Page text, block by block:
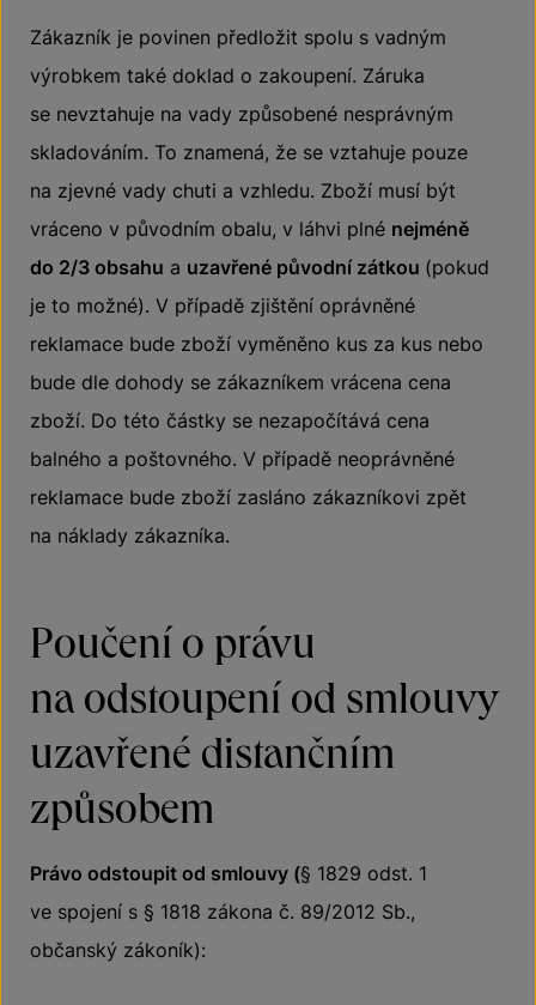
Zákazník je povinen předložit spolu s vadným
výrobkem také doklad o zakoupení. Záruka
se nevztahuje na vady způsobené nesprávným
skladováním. To znamená, že se vztahuje pouze
na zjevné vady chuti a vzhledu. Zboží musí být
vráceno v původním obalu, v láhvi plné nejméně
do 2/3 obsahu a uzavřené původní zátkou (pokud
je to možné). V případě zjištění oprávněné
reklamace bude zboží vyměněno kus za kus nebo
bude dle dohody se zákazníkem vrácena cena
zboží. Do této částky se nezapočítává cena
balného a poštovného. V případě neoprávněné
reklamace bude zboží zasláno zákazníkovi zpět
na náklady zákazníka.
Poučení o právu
na odstoupení od smlouvy
uzavřené distančním
způsobem
Právo odstoupit od smlouvy (§ 1829 odst. 1
ve spojení s § 1818 zákona č. 89/2012 Sb.,
občanský zákoník):